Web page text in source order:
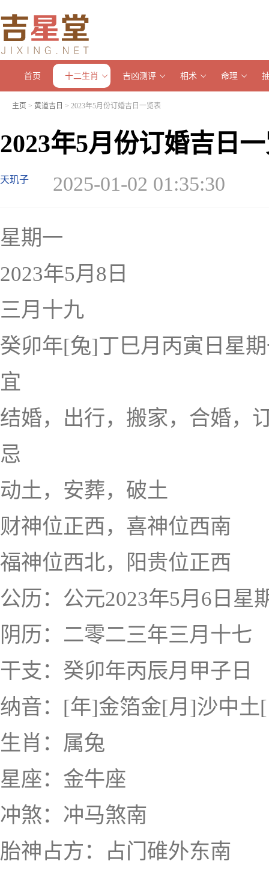
首页 十二生肖 吉凶测评 相术 命理
主页 > 黄道吉日 > 2023年5月份订婚吉日一览表
2023年5月份订婚吉日
天玑子 2025-01-02 01:35:30
星期一
2023年5月8日
三月十九
癸卯年[兔]丁巳月丙寅日星
宜
结婚，出行，搬家，合婚，
忌
动土，安葬，破土
财神位正西，喜神位西南
福神位西北，阳贵位正西
公历：公元2023年5月6日星
阴历：二零二三年三月十七
干支：癸卯年丙辰月甲子日
纳音：[年]金箔金[月]沙中土
生肖：属兔
星座：金牛座
冲煞：冲马煞南
胎神占方：占门碓外东南